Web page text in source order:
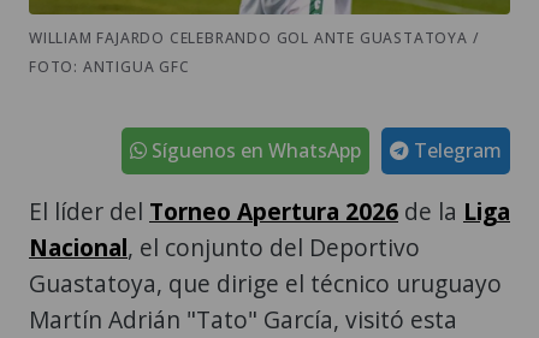
WILLIAM FAJARDO CELEBRANDO GOL ANTE GUASTATOYA /
FOTO: ANTIGUA GFC
Telegram
Síguenos en WhatsApp
El líder del Torneo Apertura 2026 de la Liga
Nacional, el conjunto del Deportivo
Guastatoya, que dirige el técnico uruguayo
Martín Adrián "Tato" García, visitó esta